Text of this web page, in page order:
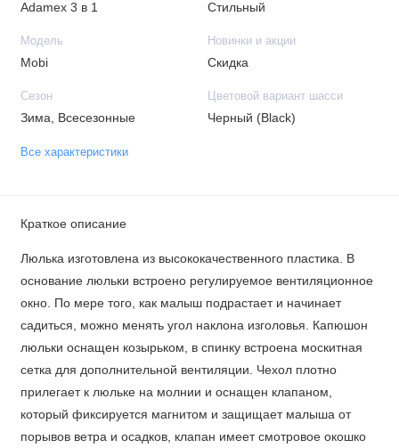
Adamex 3 в 1 Стильный
Модель
Mobi
Новинки и акции
Скидка
Сезон
Зима, Всесезонные
Цветовой вариант шасси
Черный (Black)
Все характеристики
Краткое описание
Люлька изготовлена ​​из высококачественного пластика. В
основание люльки встроено регулируемое вентиляционное
окно. По мере того, как малыш подрастает и начинает
садиться, можно менять угол наклона изголовья. Капюшон
люльки оснащен козырьком, в спинку встроена москитная
сетка для дополнительной вентиляции. Чехол плотно
прилегает к люльке на молнии и оснащен клапаном,
который фиксируется магнитом и защищает малыша от
порывов ветра и осадков, клапан имеет смотровое окошко